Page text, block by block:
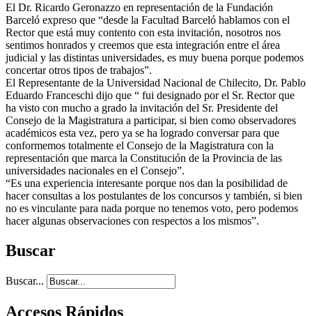
El Dr. Ricardo Geronazzo en representación de la Fundación
Barceló expreso que “desde la Facultad Barceló hablamos con el
Rector que está muy contento con esta invitación, nosotros nos
sentimos honrados y creemos que esta integración entre el área
judicial y las distintas universidades, es muy buena porque podemos
concertar otros tipos de trabajos”.
El Representante de la Universidad Nacional de Chilecito, Dr. Pablo
Eduardo Franceschi dijo que “ fui designado por el Sr. Rector que
ha visto con mucho a grado la invitación del Sr. Presidente del
Consejo de la Magistratura a participar, si bien como observadores
académicos esta vez, pero ya se ha logrado conversar para que
conformemos totalmente el Consejo de la Magistratura con la
representación que marca la Constitución de la Provincia de las
universidades nacionales en el Consejo”.
“Es una experiencia interesante porque nos dan la posibilidad de
hacer consultas a los postulantes de los concursos y también, si bien
no es vinculante para nada porque no tenemos voto, pero podemos
hacer algunas observaciones con respectos a los mismos”.
Buscar
Buscar...
Accesos Rápidos